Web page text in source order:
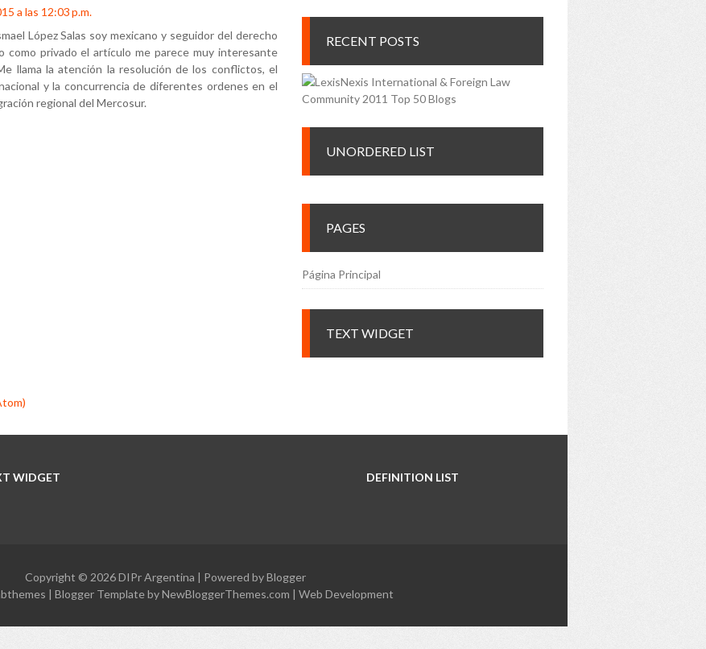
a las 12:03 p.m.
López Salas soy mexicano y seguidor del derecho
como privado el artículo me parece muy interesante
llama la atención la resolución de los conflictos, el
y la concurrencia de diferentes ordenes en el
regional del Mercosur.
RECENT POSTS
UNORDERED LIST
PAGES
Página Principal
TEXT WIDGET
WIDGET DEFINITION LIST
Copyright © 2026DIPr Argentina | Powered byBlogger
| Blogger Template byNewBloggerThemes.com | Web Development